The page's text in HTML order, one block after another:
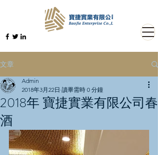
文章
2018年 寶捷實業有限公司春
酒
Admin
2018年3月22日 讀畢需時 0 分鐘